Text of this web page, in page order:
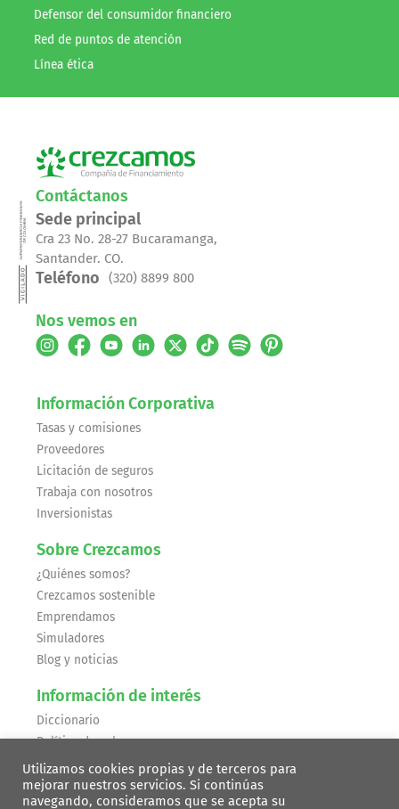
Defensor del consumidor financiero
Red de puntos de atención
Línea ética
Contáctanos
Sede principal
Cra 23 No. 28-27 Bucaramanga,
Santander. CO.
Teléfono (320) 8899 800
Nos vemos en
Información Corporativa
Tasas y comisiones
Proveedores
Licitación de seguros
Trabaja con nosotros
Inversionistas
Sobre Crezcamos
¿Quiénes somos?
Crezcamos sostenible
Emprendamos
Simuladores
Blog y noticias
Información de interés
Diccionario
Política de cobranza
Recomendaciones de seguridad
SARLAFT
Utilizamos cookies propias y de terceros para
mejorar nuestros servicios.​ Si continúas
navegando, consideramos que se acepta su